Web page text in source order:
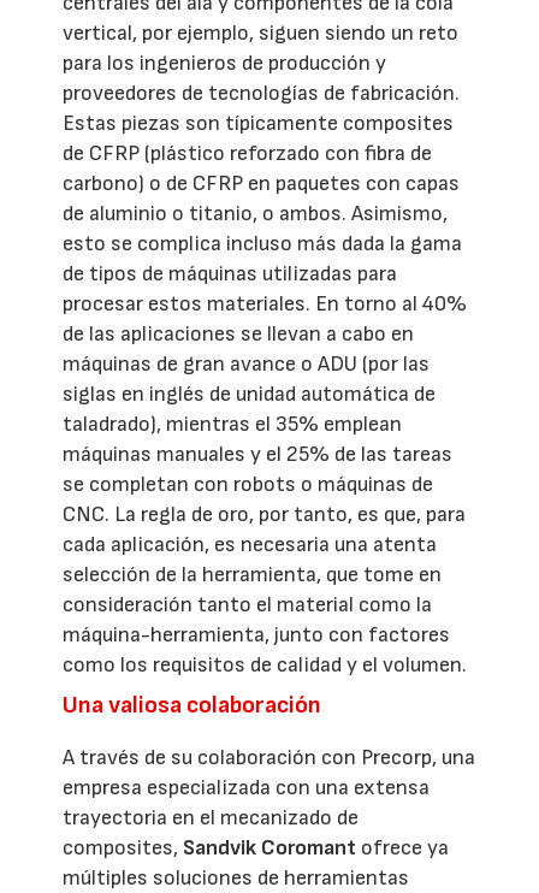
vertical, por ejemplo, siguen siendo un reto
para los ingenieros de producción y
proveedores de tecnologías de fabricación.
Estas piezas son típicamente composites
de CFRP (plástico reforzado con fibra de
carbono) o de CFRP en paquetes con capas
de aluminio o titanio, o ambos. Asimismo,
esto se complica incluso más dada la gama
de tipos de máquinas utilizadas para
procesar estos materiales. En torno al 40%
de las aplicaciones se llevan a cabo en
máquinas de gran avance o ADU (por las
siglas en inglés de unidad automática de
taladrado), mientras el 35% emplean
máquinas manuales y el 25% de las tareas
se completan con robots o máquinas de
CNC. La regla de oro, por tanto, es que, para
cada aplicación, es necesaria una atenta
selección de la herramienta, que tome en
consideración tanto el material como la
máquina-herramienta, junto con factores
como los requisitos de calidad y el volumen.
Una valiosa colaboración
A través de su colaboración con Precorp, una
empresa especializada con una extensa
trayectoria en el mecanizado de
composites, Sandvik Coromant ofrece ya
múltiples soluciones de herramientas